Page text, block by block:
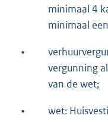
minimaal 4
minimaal
•
vergunning
van de wet;
• wet: